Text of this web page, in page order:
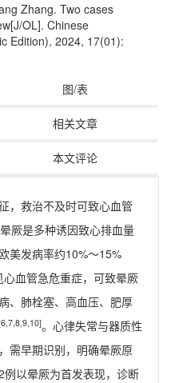
Zhang. Two cases
OL]. Chinese
Edition), 2024, 17(01):
图/表
相关文章
本文评论
，救治不及时可致心血管
厥是多种诱因致心排血量
美发病率约10%～15%
血管急危重症，可致晕厥
、肺栓塞、高血压、肥厚
。心律失常与器质性
需早期识别，明确晕厥原
以晕厥为首发表现，诊断